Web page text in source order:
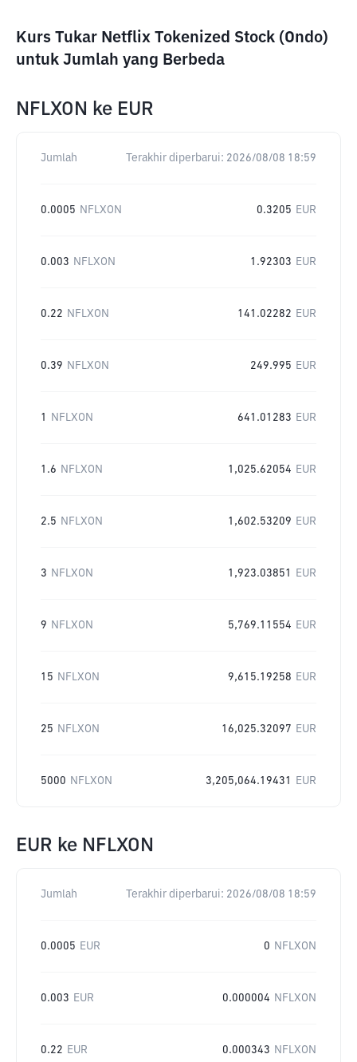
Kurs Tukar Netflix Tokenized Stock (Ondo)
untuk Jumlah yang Berbeda
NFLXON ke EUR
Jumlah Terakhir diperbarui: 2026/08/08 18:59
0.0005 NFLXON 0.3205 EUR
0.003 NFLXON 1.92303 EUR
0.22 NFLXON 141.02282 EUR
0.39 NFLXON 249.995 EUR
1 NFLXON 641.01283 EUR
1.6 NFLXON 1,025.62054 EUR
2.5 NFLXON 1,602.53209 EUR
3 NFLXON 1,923.03851 EUR
9 NFLXON 5,769.11554 EUR
15 NFLXON 9,615.19258 EUR
25 NFLXON 16,025.32097 EUR
5000 NFLXON 3,205,064.19431 EUR
EUR ke NFLXON
Jumlah Terakhir diperbarui: 2026/08/08 18:59
0.0005 EUR 0 NFLXON
0.003 EUR 0.000004 NFLXON
0.22 EUR 0.000343 NFLXON